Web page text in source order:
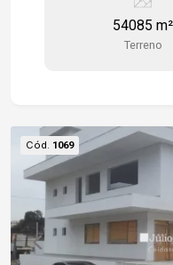
Gostaria de saber
54085 m²
Terreno
Cód. 1069